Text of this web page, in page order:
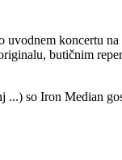
koncertu
butičnim
...) so Iron Median